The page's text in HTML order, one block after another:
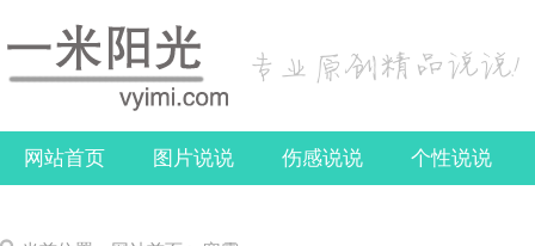
网站首页 图片说说 伤感说说 个性说说